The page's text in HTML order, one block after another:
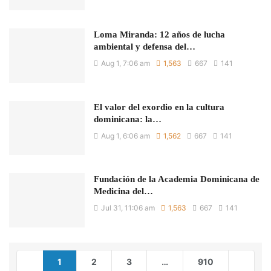
Loma Miranda: 12 años de lucha
ambiental y defensa del…
Aug 1, 7:06 am 1,563 667 141
El valor del exordio en la cultura
dominicana: la…
Aug 1, 6:06 am 1,562 667 141
Fundación de la Academia Dominicana de
Medicina del…
Jul 31, 11:06 am 1,563 667 141
1 2 3 … 910